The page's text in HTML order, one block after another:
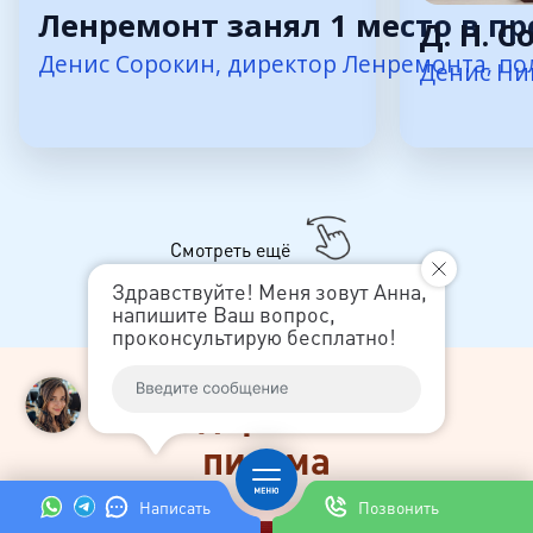
Написать Позвонить
Здравствуйте! Меня зовут Анна,
напишите Ваш вопрос,
проконсультирую бесплатно!
Ленремонт занял 1 место в
Денис Сорокин, директор Ленремонта,
Д. Н.
Денис
Смотреть ещё
Дипломы и
письма